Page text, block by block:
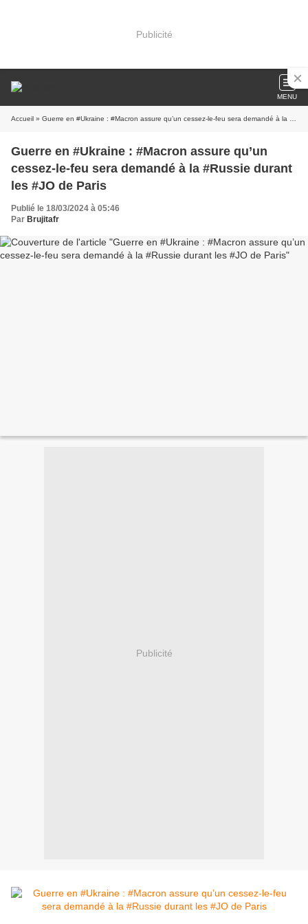
Publicité
MENU
Accueil » Guerre en #Ukraine : #Macron assure qu’un cessez-le-feu sera demandé à la #Russie durant les #JO de Paris
Guerre en #Ukraine : #Macron assure qu’un
cessez-le-feu sera demandé à la #Russie durant
les #JO de Paris
Publié le 18/03/2024 à 05:46
Par Brujitafr
Publicité